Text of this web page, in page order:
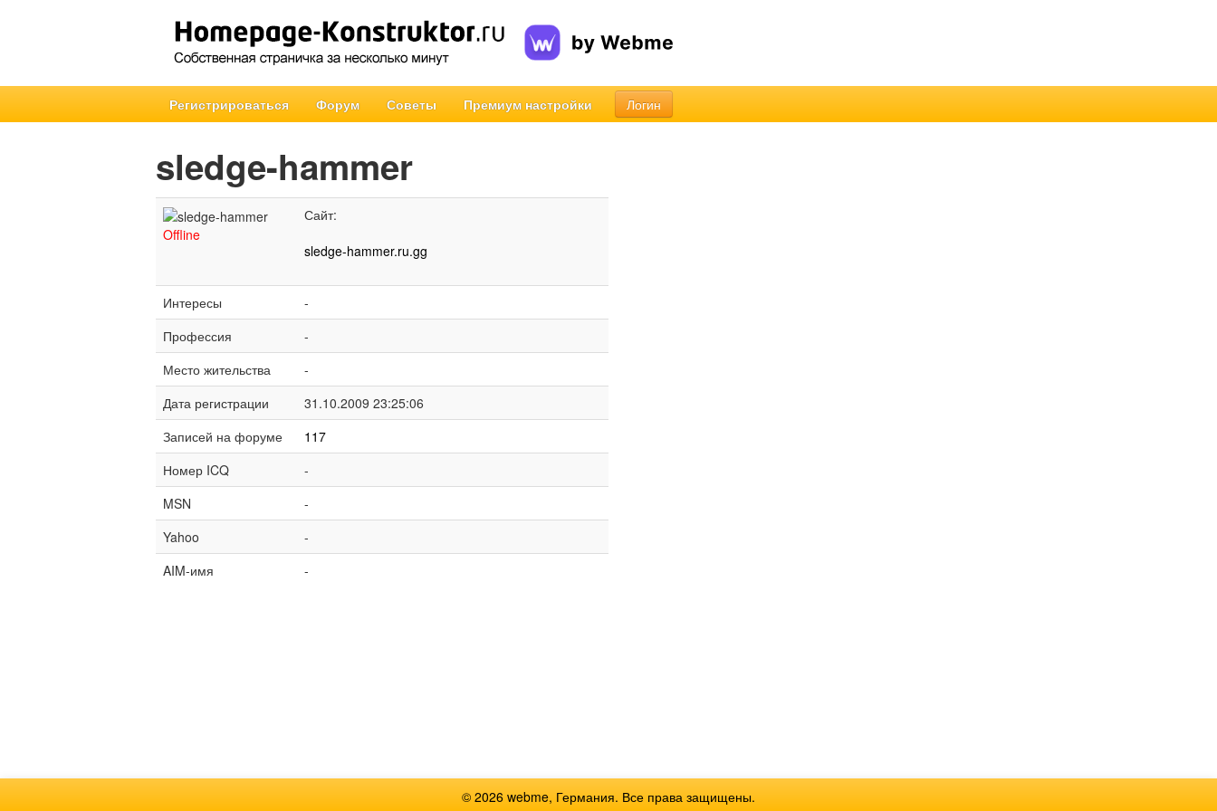
Регистрироваться Форум Советы Премиум настройки Логин
sledge-hammer
Offline
Сайт:
sledge-hammer.ru.gg
Интересы
-
Профессия
-
Место жительства
-
Дата регистрации
31.10.2009 23:25:06
Записей на форуме
117
Номер ICQ
-
MSN
-
Yahoo
-
AIM-имя
-
© 2026 webme, Германия. Все права защищены.